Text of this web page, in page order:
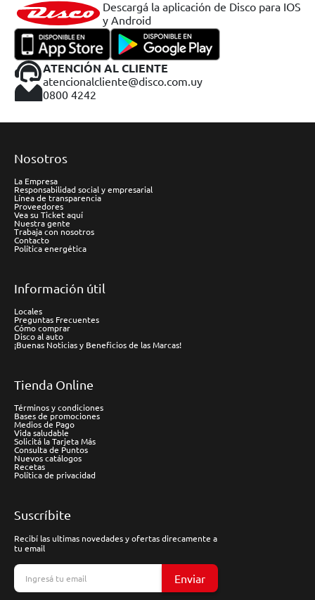
Descargá la aplicación de Disco para IOS
y Android
ATENCIÓN AL CLIENTE
atencionalcliente@disco.com.uy
0800 4242
Nosotros
La Empresa
Responsabilidad social y empresarial
Línea de transparencia
Proveedores
Vea su Ticket aquí
Nuestra gente
Trabaja con nosotros
Contacto
Política energética
Información útil
Locales
Preguntas Frecuentes
Cómo comprar
Disco al auto
¡Buenas Noticias y Beneficios de las Marcas!
Tienda Online
Términos y condiciones
Bases de promociones
Medios de Pago
Vida saludable
Solicitá la Tarjeta Más
Consulta de Puntos
Nuevos catálogos
Recetas
Política de privacidad
Suscríbite
Recibí las ultimas novedades y ofertas direcamente a
tu email
Enviar